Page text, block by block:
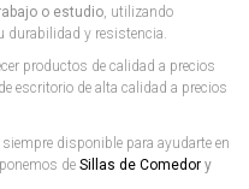
o estudio, utilizando
durabilidad y resistencia.
productos de calidad a precios
escritorio de alta calidad a precios
disponible para ayudarte en
de Sillas de Comedor y